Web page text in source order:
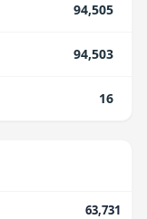
94,505
94,503
16
63,731